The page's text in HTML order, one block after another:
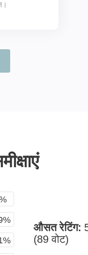
औसत रेटिंग:
(89 वोट)